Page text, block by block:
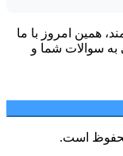
همین امروز با ما
به سوالات شما و